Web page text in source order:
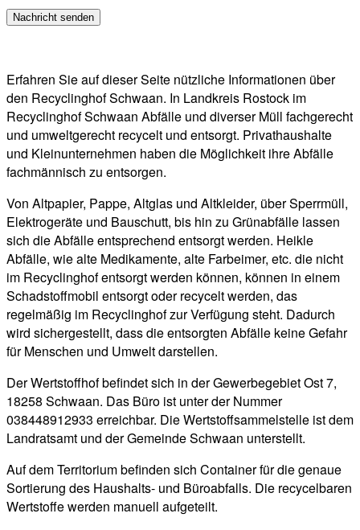
Erfahren Sie auf dieser Seite nützliche Informationen über
den Recyclinghof Schwaan. In Landkreis Rostock im
Recyclinghof Schwaan Abfälle und diverser Müll fachgerecht
und umweltgerecht recycelt und entsorgt. Privathaushalte
und Kleinunternehmen haben die Möglichkeit ihre Abfälle
fachmännisch zu entsorgen.
Von Altpapier, Pappe, Altglas und Altkleider, über Sperrmüll,
Elektrogeräte und Bauschutt, bis hin zu Grünabfälle lassen
sich die Abfälle entsprechend entsorgt werden. Heikle
Abfälle, wie alte Medikamente, alte Farbeimer, etc. die nicht
im Recyclinghof entsorgt werden können, können in einem
Schadstoffmobil entsorgt oder recycelt werden, das
regelmäßig im Recyclinghof zur Verfügung steht. Dadurch
wird sichergestellt, dass die entsorgten Abfälle keine Gefahr
für Menschen und Umwelt darstellen.
Der Wertstoffhof befindet sich in der Gewerbegebiet Ost 7,
18258 Schwaan. Das Büro ist unter der Nummer
038448912933 erreichbar. Die Wertstoffsammelstelle ist dem
Landratsamt und der Gemeinde Schwaan unterstellt.
Auf dem Territorium befinden sich Container für die genaue
Sortierung des Haushalts- und Büroabfalls. Die recycelbaren
Wertstoffe werden manuell aufgeteilt.